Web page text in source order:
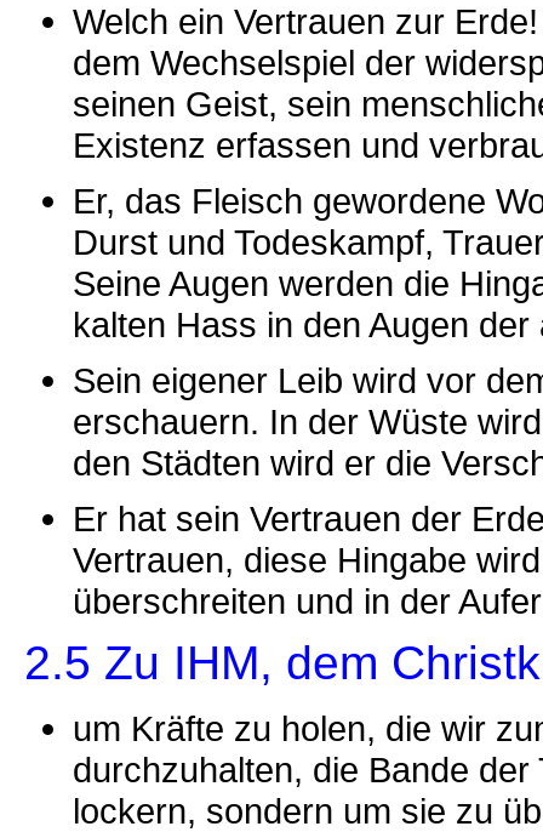
Welch ein Vertrauen zur
dem Wechselspiel der
seinen Geist, sein
Existenz erfassen und
Er, das Fleisch gewordene
Durst und Todeskampf,
Seine Augen werden die
kalten Hass in den Augen
Sein eigener Leib wird vor
erschauern. In der Wüste
den Städten wird er die
Er hat sein Vertrauen der
Vertrauen, diese Hingabe
überschreiten und in der
2.5 Zu IHM, dem
um Kräfte zu holen, die wir
durchzuhalten, die Bande
lockern, sondern um sie zu